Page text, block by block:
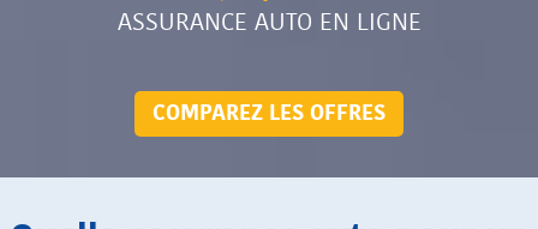
ASSURANCE AUTO EN LIGNE
COMPAREZ LES OFFRES